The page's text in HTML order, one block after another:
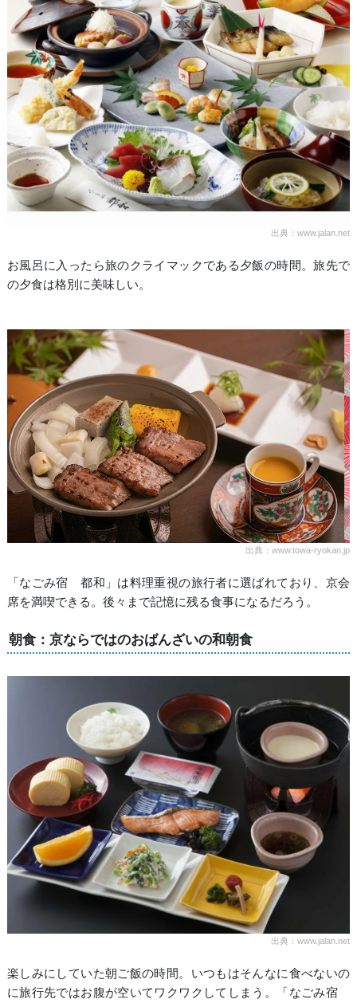
出典：www.jalan.net
お風呂に入ったら旅のクライマックである夕飯の時間。旅先で
の夕食は格別に美味しい。
出典：www.towa-ryokan.jp
「なごみ宿 都和」は料理重視の旅行者に選ばれており、京会
席を満喫できる。後々まで記憶に残る食事になるだろう。
朝食：京ならではのおばんざいの和朝食
出典：www.jalan.net
楽しみにしていた朝ご飯の時間。いつもはそんなに食べないの
に旅行先ではお腹が空いてワクワクしてしまう。「なごみ宿